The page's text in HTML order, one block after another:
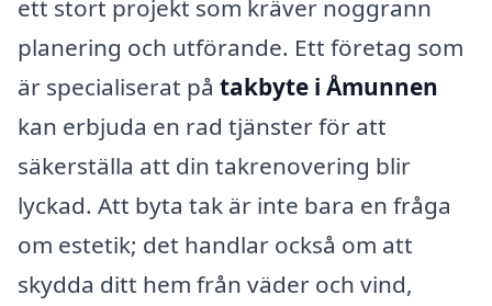
ett stort projekt som kräver noggrann
planering och utförande. Ett företag som
är specialiserat på takbyte i Åmunnen
kan erbjuda en rad tjänster för att
säkerställa att din takrenovering blir
lyckad. Att byta tak är inte bara en fråga
om estetik; det handlar också om att
skydda ditt hem från väder och vind,